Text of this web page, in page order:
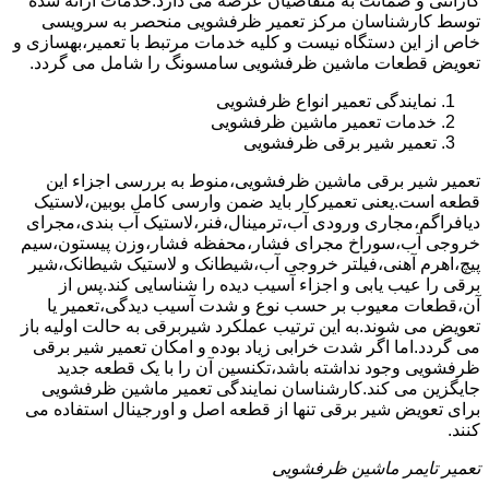
توسط کارشناسان مرکز تعمیر ظرفشویی منحصر به سرویسی
خاص از این دستگاه نیست و کلیه خدمات مرتبط با تعمیر،بهسازی و
تعویض قطعات ماشین ظرفشویی سامسونگ را شامل می گردد.
نمایندگی تعمیر انواع ظرفشویی
خدمات تعمیر ماشین ظرفشویی
تعمیر شیر برقی ظرفشویی
تعمیر شیر برقی ماشین ظرفشویی،منوط به بررسی اجزاء این
قطعه است.یعنی تعمیرکار باید ضمن وارسی کامل بوبین،لاستیک
دیافراگم،مجاری ورودی آب،ترمینال،فنر،لاستیک آب بندی،مجرای
خروجی آب،سوراخ مجرای فشار،محفظه فشار،وزن پیستون،سیم
پیچ،اهرم آهنی،فیلتر خروجی آب،شیطانک و لاستیک شیطانک،شیر
برقی را عیب یابی و اجزاء آسیب دیده را شناسایی کند.پس از
آن،قطعات معیوب بر حسب نوع و شدت آسیب دیدگی،تعمیر یا
تعویض می شوند.به این ترتیب عملکرد شیربرقی به حالت اولیه باز
می گردد.اما اگر شدت خرابی زیاد بوده و امکان تعمیر شیر برقی
ظرفشویی وجود نداشته باشد،تکنسین آن را با یک قطعه جدید
جایگزین می کند.کارشناسان نمایندگی تعمیر ماشین ظرفشویی
برای تعویض شیر برقی تنها از قطعه اصل و اورجینال استفاده می
کنند.
تعمیر تایمر ماشین ظرفشویی